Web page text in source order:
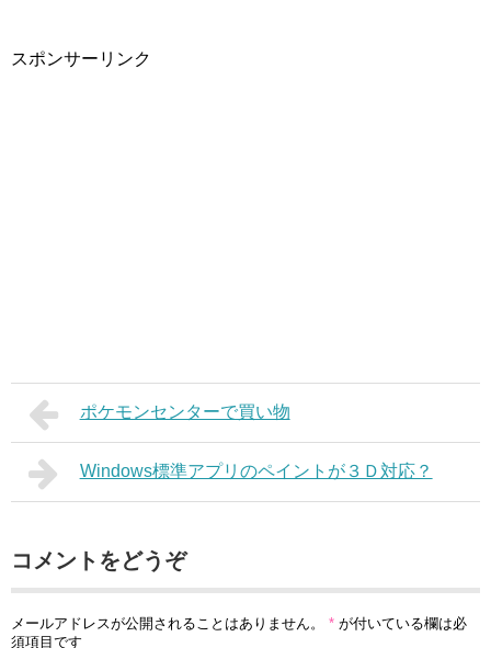
スポンサーリンク
ポケモンセンターで買い物
Windows標準アプリのペイントが３Ｄ対応？
コメントをどうぞ
メールアドレスが公開されることはありません。 * が付いている欄は必
須項目です